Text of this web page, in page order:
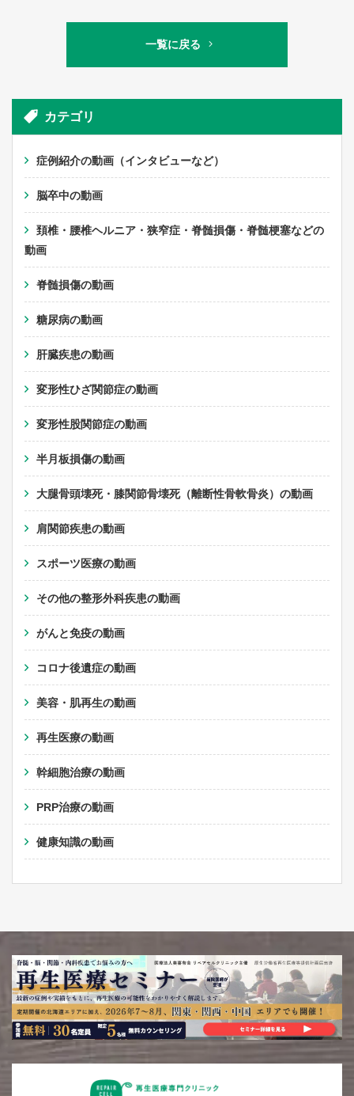
一覧に戻る
カテゴリ
症例紹介の動画（インタビューなど）
脳卒中の動画
頚椎・腰椎ヘルニア・狭窄症・脊髄損傷・脊髄梗塞などの
動画
脊髄損傷の動画
糖尿病の動画
肝臓疾患の動画
変形性ひざ関節症の動画
変形性股関節症の動画
半月板損傷の動画
大腿骨頭壊死・膝関節骨壊死（離断性骨軟骨炎）の動画
肩関節疾患の動画
スポーツ医療の動画
その他の整形外科疾患の動画
がんと免疫の動画
コロナ後遺症の動画
美容・肌再生の動画
再生医療の動画
幹細胞治療の動画
PRP治療の動画
健康知識の動画